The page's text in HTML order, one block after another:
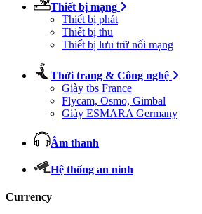
Thiết bị mạng
Thiết bị phát
Thiết bị thu
Thiết bị lưu trữ nối mạng
Thời trang & Công nghệ
Giày tbs France
Flycam, Osmo, Gimbal
Giày ESMARA Germany
Âm thanh
Hệ thống an ninh
Currency